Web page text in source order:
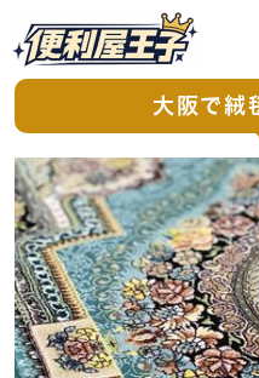
大阪で絨